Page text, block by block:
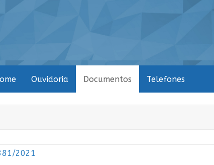
Ouvidoria Documentos Telefones
2021